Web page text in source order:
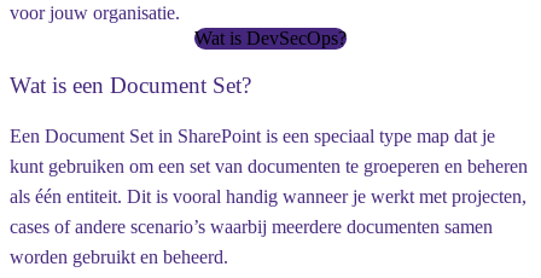
voor jouw organisatie.
Wat is DevSecOps?
Wat is een Document Set?
Een Document Set in SharePoint is een speciaal type map dat je
kunt gebruiken om een set van documenten te groeperen en beheren
als één entiteit. Dit is vooral handig wanneer je werkt met projecten,
cases of andere scenario’s waarbij meerdere documenten samen
worden gebruikt en beheerd.